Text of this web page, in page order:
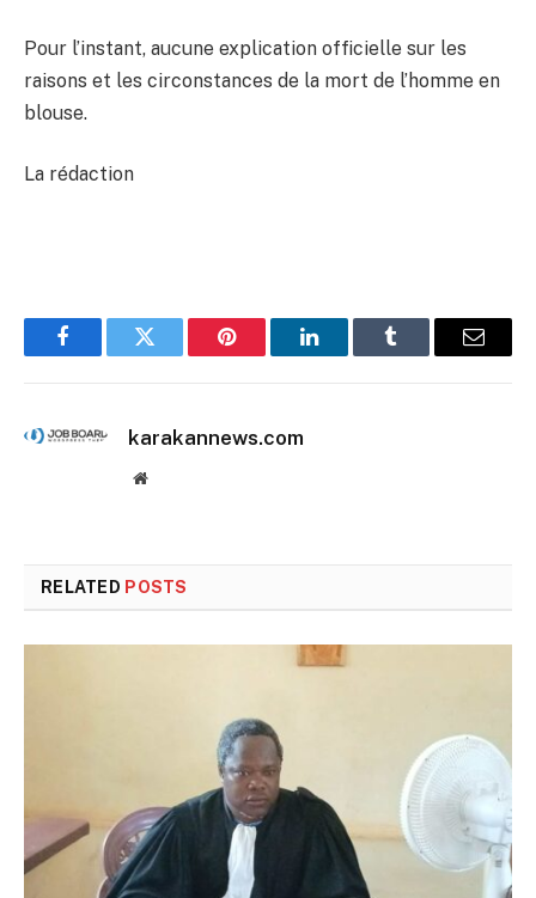
Pour l’instant, aucune explication officielle sur les
raisons et les circonstances de la mort de l’homme en
blouse.
La rédaction
FacebookTwitter Pinterest LinkedInTumblr Email
karakannews.com
Website
RELATED POSTS